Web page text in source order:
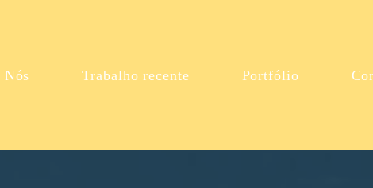
Nós Trabalho recente Portfólio